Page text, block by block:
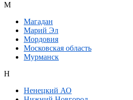
М
Магадан
Марий Эл
Мордовия
Московская область
Мурманск
Н
Ненецкий АО